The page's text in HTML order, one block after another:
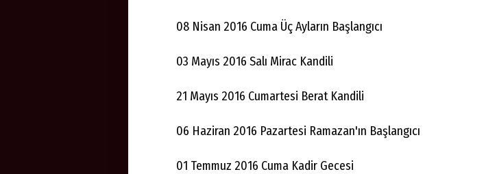
08 Nisan 2016 Cuma Üç Ayların Başlangıcı
03 Mayıs 2016 Salı Mirac Kandili
21 Mayıs 2016 Cumartesi Berat Kandili
06 Haziran 2016 Pazartesi Ramazan'ın Başlangıcı
01 Temmuz 2016 Cuma Kadir Gecesi